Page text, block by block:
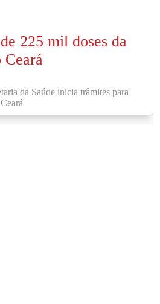
225 mil doses da
Ceará
da Saúde inicia trâmites para